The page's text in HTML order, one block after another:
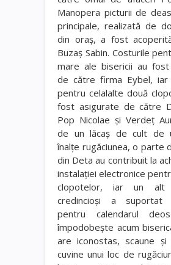
Manopera picturii de
principale, realizată de
din oraş, a fost
Buzaş Sabin. Costurile
mare ale bisericii au
de către firma Eybel, iar
pentru celalalte două
fost asigurate de către
Pop Nicolae şi Verdeţ
de un lăcaş de cult de
înalţe rugăciunea, o parte
din Deta au contribuit la
instalaţiei electronice
clopotelor, iar un
credincioşi a suportat
pentru calendarul
împodobeşte acum
are iconostas, scaune
cuvine unui loc de